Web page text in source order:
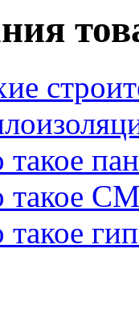
такое
такое
такое